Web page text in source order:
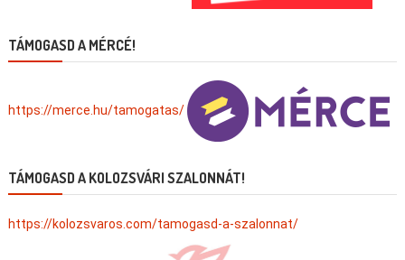
TÁMOGASD A MÉRCÉ!
https://merce.hu/tamogatas/
TÁMOGASD A KOLOZSVÁRI SZALONNÁT!
https://kolozsvaros.com/tamogasd-a-szalonnat/